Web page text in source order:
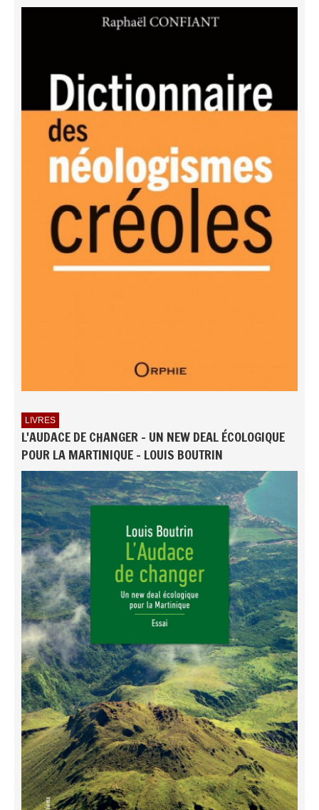
LIVRES
L'AUDACE DE CHANGER - UN NEW DEAL ÉCOLOGIQUE
POUR LA MARTINIQUE - LOUIS BOUTRIN